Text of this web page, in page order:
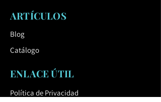
ARTÍCULOS
Blog
Catálogo
ENLACE ÚTIL
Política de Privacidad